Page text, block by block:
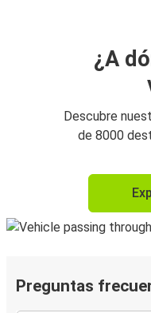
¿A
Descubre
de 8000
Preguntas